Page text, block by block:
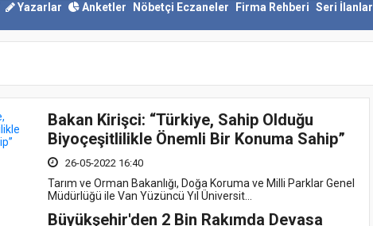
Yazarlar Anketler Nöbetçi Eczaneler Firma Rehberi Seri İlanlar
Bakan Kirişci: “Türkiye, Sahip Olduğu
Biyoçeşitlilikle Önemli Bir Konuma Sahip”
26-05-2022 16:40
Tarım ve Orman Bakanlığı, Doğa Koruma ve Milli Parklar Genel
Müdürlüğü ile Van Yüzüncü Yıl Üniversit...
Büyükşehir'den 2 Bin Rakımda Devasa